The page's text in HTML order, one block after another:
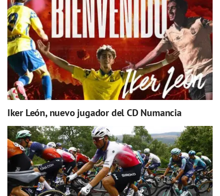
Iker León, nuevo jugador del CD Numancia